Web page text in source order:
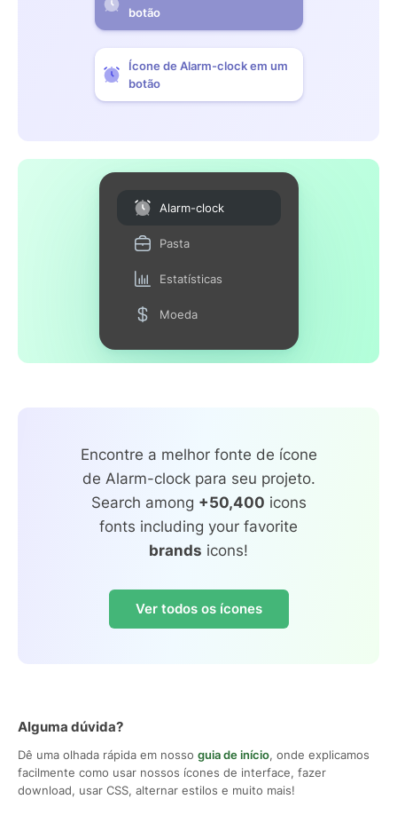
botão
Ícone de Alarm-clock em um
botão
Alarm-clock
Pasta
Estatísticas
Moeda
Encontre a melhor fonte de ícone
de Alarm-clock para seu projeto.
Search among +50,400 icons
fonts including your favorite
brands icons!
Ver todos os ícones
Alguma dúvida?
Dê uma olhada rápida em nosso guia de início, onde explicamos
facilmente como usar nossos ícones de interface, fazer
download, usar CSS, alternar estilos e muito mais!